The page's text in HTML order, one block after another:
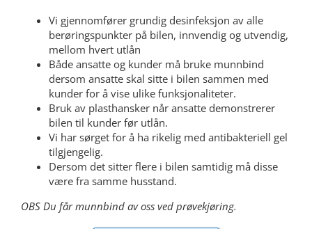
Vi gjennomfører grundig desinfeksjon av alle
berøringspunkter på bilen, innvendig og utvendig,
mellom hvert utlån
Både ansatte og kunder må bruke munnbind
dersom ansatte skal sitte i bilen sammen med
kunder for å vise ulike funksjonaliteter.
Bruk av plasthansker når ansatte demonstrerer
bilen til kunder før utlån.
Vi har sørget for å ha rikelig med antibakteriell gel
tilgjengelig.
Dersom det sitter flere i bilen samtidig må disse
være fra samme husstand.
OBS Du får munnbind av oss ved prøvekjøring.